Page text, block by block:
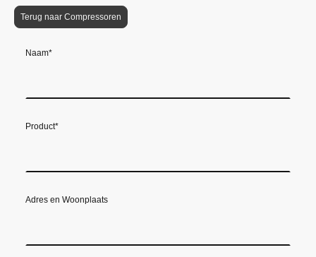
Terug naar Compressoren
Naam*
Product*
Adres en Woonplaats